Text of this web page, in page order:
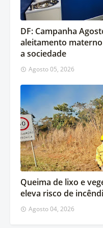
DF: Campanha
aleitamento
a sociedade
Agosto 05, 2026
Queima de lixo e
eleva risco de
Agosto 04, 2026